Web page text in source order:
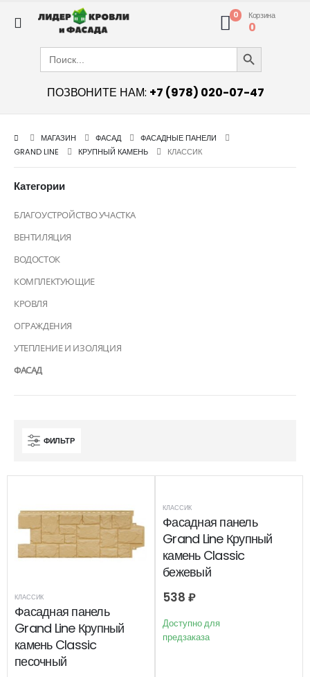
0 Корзина
0
Search
for:
Search Button
ПОЗВОНИТЕ НАМ: +7 (978) 020-07-47
МАГАЗИН ФАСАД
ФАСАДНЫЕ ПАНЕЛИ
GRAND LINE
КРУПНЫЙ КАМЕНЬ КЛАССИК
ФИЛЬТР
КЛАССИК
Фасадная панель
Grand Line Крупный
камень Classic
песочный
КЛАССИК
Фасадная панель
Grand Line Крупный
камень Classic
бежевый
538 ₽
Доступно для
предзаказа
Категории
БЛАГОУСТРОЙСТВО УЧАСТКА
ВЕНТИЛЯЦИЯ
ВОДОСТОК
КОМПЛЕКТУЮЩИЕ
КРОВЛЯ
ОГРАЖДЕНИЯ
УТЕПЛЕНИЕ И ИЗОЛЯЦИЯ
ФАСАД